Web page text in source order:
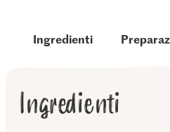
Ingredienti
Ingredienti